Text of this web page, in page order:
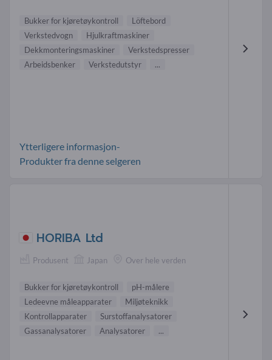
Bukker for kjøretøykontroll
Löftebord
Verkstedvogn
Hjulkraftmaskiner
Dekkmonteringsmaskiner
Verkstedspresser
Arbeidsbenker
Verkstedutstyr ...
Ytterligere informasjon-
Produkter fra denne selgeren
HORIBA Ltd
Produsent Japan Over hele verden
Bukker for kjøretøykontroll
pH-målere
Ledeevne måleapparater
Miljøteknikk
Kontrollapparater
Surstoffanalysatorer
Gassanalysatorer
Analysatorer ...